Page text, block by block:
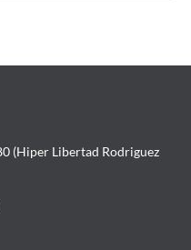
(Hiper Libertad Rodriguez